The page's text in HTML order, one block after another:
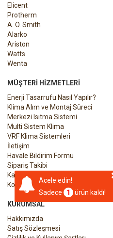
Acele edin!
Sadece
1 ürün kaldı!
Elicent
Protherm
A. O. Smith
Alarko
Ariston
Watts
Wenta
MÜŞTERI HIZMETLERI
Enerji Tasarrufu Nasıl Yapılır?
Klima Alım ve Montaj Süreci
Merkezi Isıtma Sistemi
Multi Sistem Klima
VRF Klima Sistemleri
İletişim
Havale Bildirim Formu
Sipariş Takibi
Kargo Takibi
Kombiyi Devreye Alma Formu
KURUMSAL
Hakkımızda
Satış Sözleşmesi